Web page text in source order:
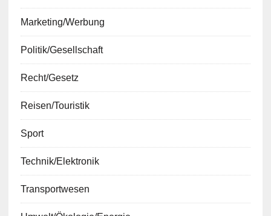
Marketing/Werbung
Politik/Gesellschaft
Recht/Gesetz
Reisen/Touristik
Sport
Technik/Elektronik
Transportwesen